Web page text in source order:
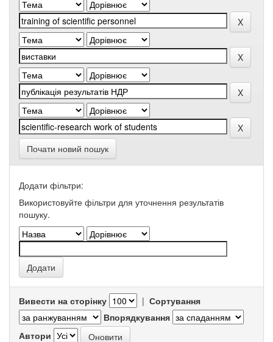
Почати новий пошук
Додати фільтри:
Використовуйте фільтри для уточнення результатів
пошуку.
Вивести на сторінку | Сортування
Впорядкування
Автори